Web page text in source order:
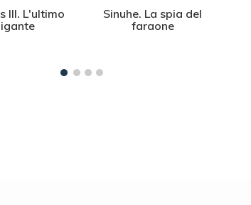
III. L'ultimo
Sinuhe. La spia del
faraone